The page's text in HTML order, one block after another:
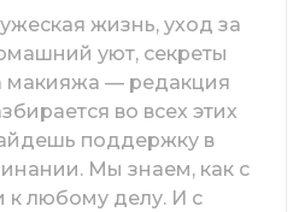
жизнь, уход за
уют, секреты
макияжа — редакция
во всех этих
поддержку в
Мы знаем, как с
к любому делу. И с